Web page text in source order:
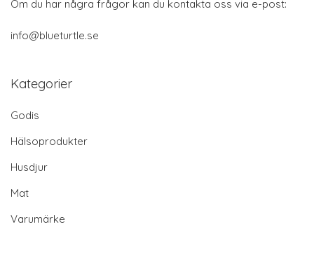
Om du har några frågor kan du kontakta oss via e-post:
info@blueturtle.se
Kategorier
Godis
Hälsoprodukter
Husdjur
Mat
Varumärke